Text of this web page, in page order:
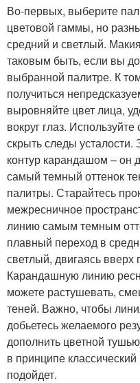
Во-первых, выберите
цветовой гаммы, но
средний и светлый.
таковым быть, если вы
выбранной палитре. К
получиться
выровняйте цвет лица,
вокруг глаз.
скрыть следы
контур карандашом – он
самый темный оттенок
палитры. Старайтесь
межресничное
линию самым темным
плавный переход в
светлый, двигаясь
Карандашную линию
можете растушевать,
теней. Важно, чтобы
добьетесь желаемого
дополнить цветной
в принципе
подойдет.